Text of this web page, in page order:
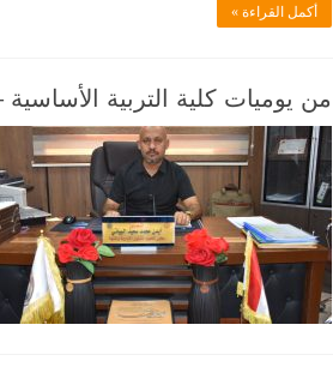
أكمل القراءة »
من يوميات كلية التربية الأساسية